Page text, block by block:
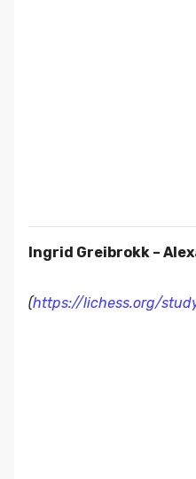
Ingrid Greibrokk –
(https://lichess.org/